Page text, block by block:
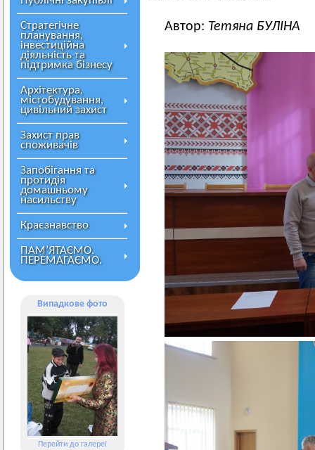
Стратегічне
планування,
інвестиційна
діяльність та
підтримка бізнесу
Архітектура,
містобудування,
цивільний захист
Захист прав
споживачів
Запобігання та
протидія
домашньому
насильству
Краєзнавство
ПАМ’ЯТАЄМО.
ПЕРЕМАГАЄМО.
Випадкове фото
Перейти до галереї
Автор: Тетяна БУЛІНА